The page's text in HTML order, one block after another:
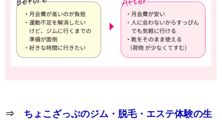
⇒ ちょこざっぷのジム・脱毛・エステ体験の生